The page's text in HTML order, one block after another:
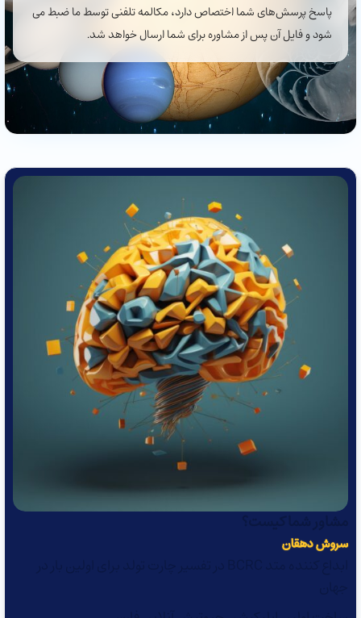
پاسخ پرسش‌های شما اختصاص دارد، مکالمه تلفنی توسط ما ضبط می
شود و فایل آن پس از مشاوره برای شما ارسال خواهد شد.
سروش دهقان